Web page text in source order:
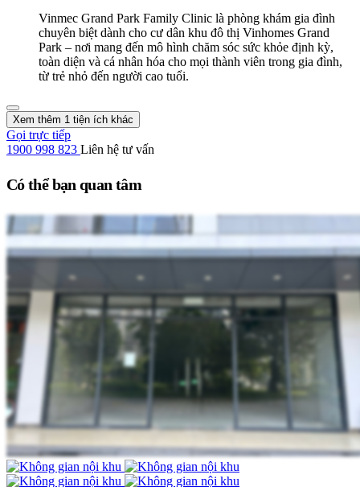
Vinmec Grand Park Family Clinic là phòng khám gia đình
chuyên biệt dành cho cư dân khu đô thị Vinhomes Grand
Park – nơi mang đến mô hình chăm sóc sức khỏe định kỳ,
toàn diện và cá nhân hóa cho mọi thành viên trong gia đình,
từ trẻ nhỏ đến người cao tuổi.
Xem thêm 1 tiện ích khác
Gọi trực tiếp
1900 998 823 Liên hệ tư vấn
Có thể bạn quan tâm